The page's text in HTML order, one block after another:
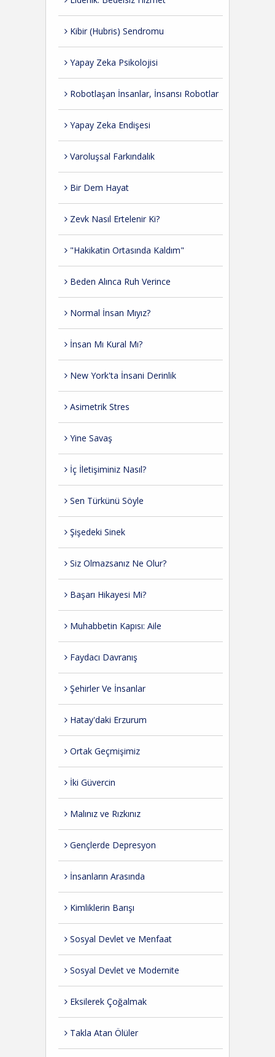
Kibir (Hubris) Sendromu
Yapay Zeka Psikolojisi
Robotlaşan İnsanlar, İnsansı Robotlar
Yapay Zeka Endişesi
Varoluşsal Farkındalık
Bir Dem Hayat
Zevk Nasıl Ertelenir Ki?
"Hakikatin Ortasında Kaldım"
Beden Alınca Ruh Verince
Normal İnsan Mıyız?
İnsan Mı Kural Mı?
New York'ta İnsani Derinlik
Asimetrik Stres
Yine Savaş
İç İletişiminiz Nasıl?
Sen Türkünü Söyle
Şişedeki Sinek
Siz Olmazsanız Ne Olur?
Başarı Hikayesi Mi?
Muhabbetin Kapısı: Aile
Faydacı Davranış
Şehirler Ve İnsanlar
Hatay'daki Erzurum
Ortak Geçmişimiz
İki Güvercin
Malınız ve Rızkınız
Gençlerde Depresyon
İnsanların Arasında
Kimliklerin Barışı
Sosyal Devlet ve Menfaat
Sosyal Devlet ve Modernite
Eksilerek Çoğalmak
Takla Atan Ölüler